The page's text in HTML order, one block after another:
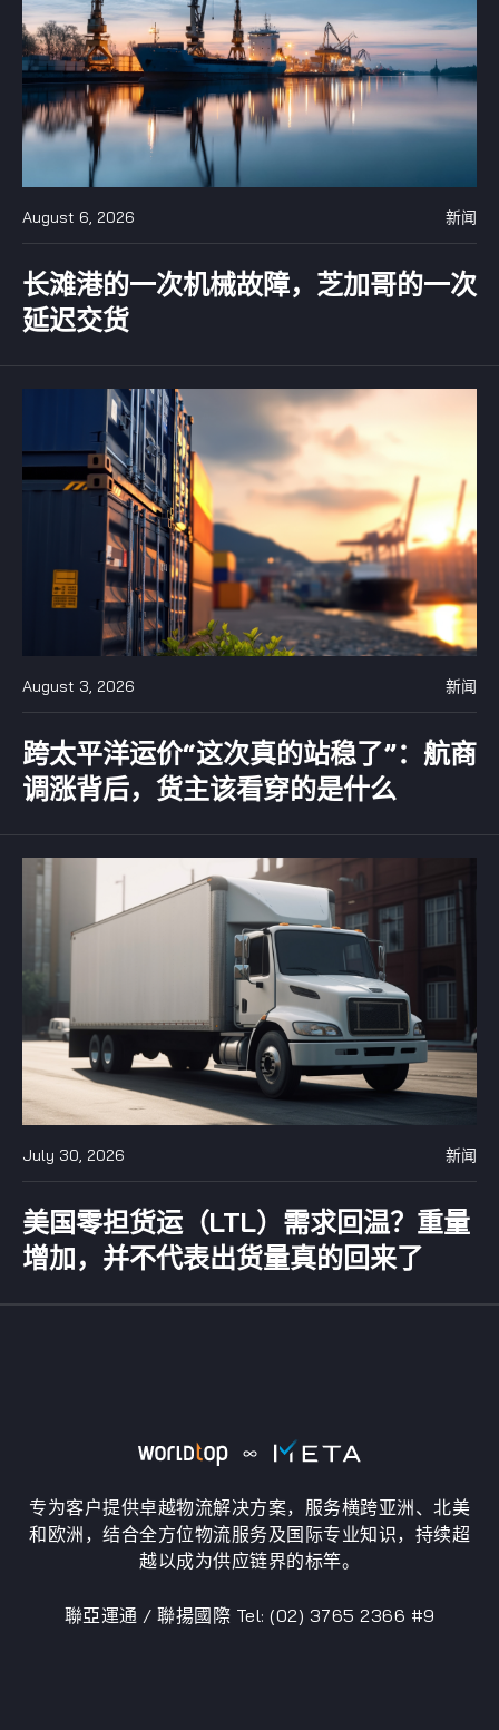
August 6, 2026 新闻
长滩港的一次机械故障，芝加哥的一次
延迟交货
August 3, 2026 新闻
跨太平洋运价“这次真的站稳了”：航商
调涨背后，货主该看穿的是什么
July 30, 2026 新闻
美国零担货运（LTL）需求回温？重量
增加，并不代表出货量真的回来了
专为客户提供卓越物流解决方案，服务横跨亚洲、北美
和欧洲，结合全方位物流服务及国际专业知识，持续超
越以成为供应链界的标竿。
聯亞運通 / 聯揚國際 Tel: (02) 3765 2366 #9